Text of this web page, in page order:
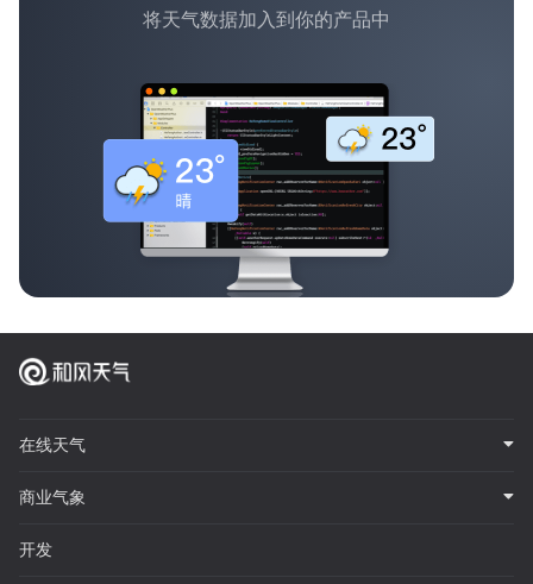
将天气数据加入到你的产品中
在线天气
商业气象
开发